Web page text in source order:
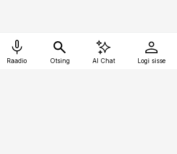
Raadio Otsing AI Chat Logi sisse